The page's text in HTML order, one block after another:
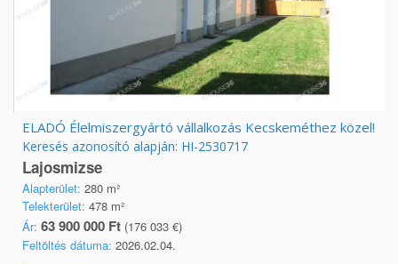
ELADÓ Élelmiszergyártó vállalkozás Kecskeméthez közel!
Keresés azonosító alapján: HI-2530717
Lajosmizse
Alapterület: 280 m²
Telekterület: 478 m²
Ár: 63 900 000 Ft (176 033 €)
Feltöltés dátuma: 2026.02.04.